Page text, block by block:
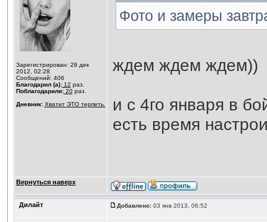
Зарегистрирован: 28 дек
2012, 02:28
Сообщений: 406
Благодарил (а):12 раз.
Поблагодарили:20раз.
Дневник: Хватит ЭТО терпеть.
Фото и замеры
ждем ждем ждем))
и с 4го января в
есть время
Вернуться наверх
Дилайт Добавлено:03 янв 2013, 06:52